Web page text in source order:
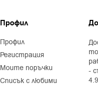
Профил
профил
регистрация
моите поръчки
списък с любими
-